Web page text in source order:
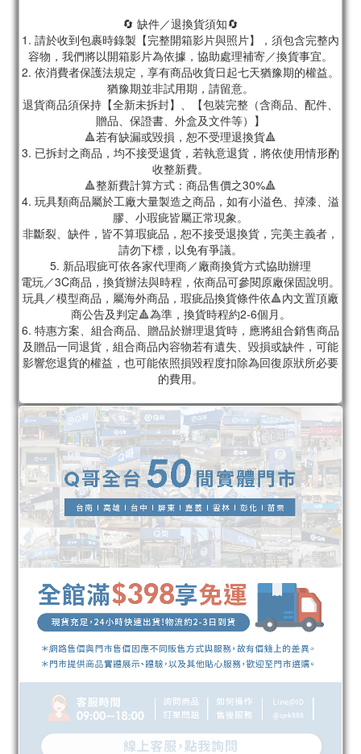
🔄 缺件／退換貨須知🔄
1. 請於收到包裹時錄製【完整開箱影片與照片】，須包含完整內
容物，我們將以開箱影片為依據，協助處理補寄／換貨事宜。
2. 依消費者保護法規定，享有商品收貨日起七天猶豫期的權益。
猶豫期並非試用期，請留意。
退貨商品須保持【全新未拆封】、【包裝完整（含商品、配件、
贈品、保證書、外盒及文件等）】
🔺若有缺漏或毀損，恕不受理退換貨🔺
3. 已拆封之商品，均不接受退貨，若執意退貨，將依使用情形酌
收整新費。
🔺整新費計算方式：商品售價之30%🔺
4. 玩具類商品屬於工廠大量製造之商品，如有小溢色、掉漆、溢
膠、小瑕疵皆屬正常現象。
非斷裂、缺件，皆不算瑕疵品，恕不接受退換貨，完美主義者，
請勿下標，以免有爭議。
5. 新品瑕疵可依各家代理商／廠商換貨方式協助辦理
電玩／3C商品，換貨辦法與時程，依商品可參閱原廠保固說明。
玩具／模型商品，屬海外商品，瑕疵品換貨條件依🔺內文置頂廠
商公告及判定🔺為準，換貨時程約2-6個月。
6. 特惠方案、組合商品、贈品於辦理退貨時，應將組合銷售商品
及贈品一同退貨，組合商品內容物若有遺失、毀損或缺件，可能
影響您退貨的權益，也可能依照損毀程度扣除為回復原狀所必要
的費用。